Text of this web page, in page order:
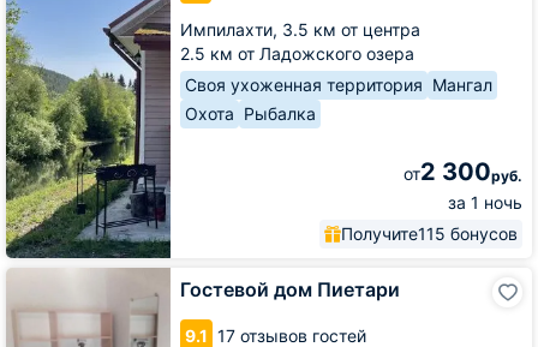
Импилахти, 3.5 км от центра
2.5 км от Ладожского озера
Своя ухоженная территория Мангал
Охота Рыбалка
от2 300руб.
за 1 ночь
Получите115 бонусов
берегу
реки
Гостевой дом Пиетари
9.1 17 отзывов гостей
Гостевой
Пиетари